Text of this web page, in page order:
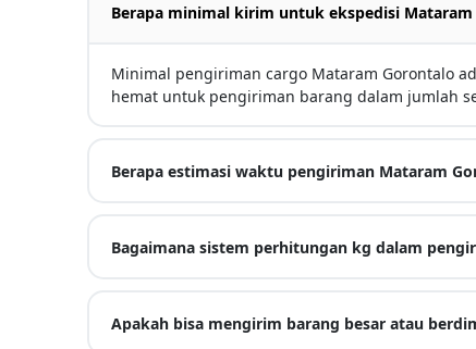
Berapa minimal kirim untuk ekspedisi Mataram
Minimal pengiriman cargo Mataram Gorontalo
hemat untuk pengiriman barang dalam jumlah
Berapa estimasi waktu pengiriman Mataram
Bagaimana sistem perhitungan kg dalam
Apakah bisa mengirim barang besar atau